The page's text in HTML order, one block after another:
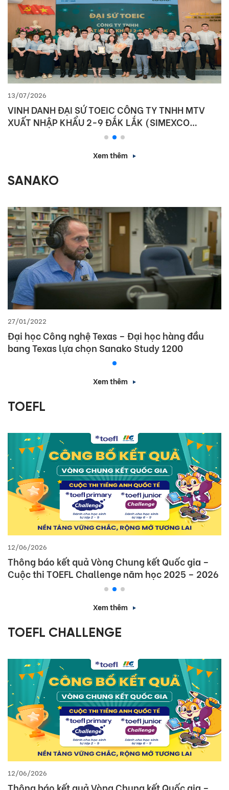
13/07/2026
VINH DANH ĐẠI SỨ TOEIC CÔNG TY TNHH MTV
XUẤT NHẬP KHẨU 2-9 ĐẮK LẮK (SIMEXCO
Xem thêm
SANAKO
27/01/2022
Đại học Công nghệ Texas – Đại học hàng đầu
bang Texas lựa chọn Sanako Study 1200
Xem thêm
TOEFL
12/06/2026
Thông báo kết quả Vòng Chung kết Quốc gia –
Cuộc thi TOEFL Challenge năm học 2025 – 2026
Xem thêm
TOEFL CHALLENGE
12/06/2026
Thông báo kết quả Vòng Chung kết Quốc gia –